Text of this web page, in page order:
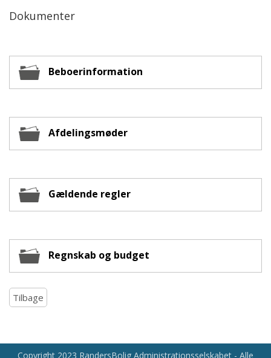
Dokumenter
Beboerinformation
Afdelingsmøder
Gældende regler
Regnskab og budget
Tilbage
Copyright 2023 RandersBolig Administrationsselskabet - Alle